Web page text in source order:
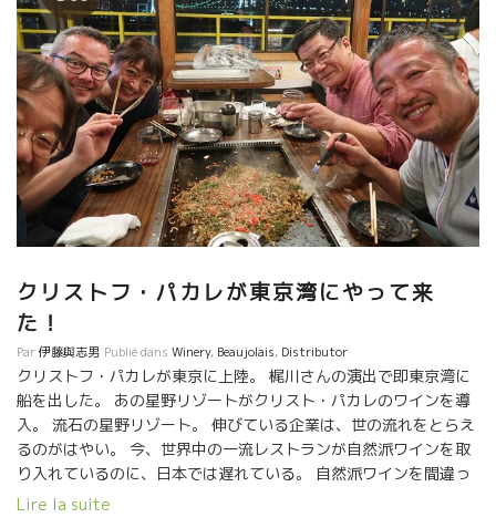
クリストフ・パカレが東京湾にやって来
た！
Par伊藤與志男 Publié dans Winery, Beaujolais, Distributor
クリストフ・パカレが東京に上陸。 梶川さんの演出で即東京湾に
船を出した。 あの星野リゾートがクリスト・パカレのワインを導
入。 流石の星野リゾート。 伸びている企業は、世の流れをとらえ
るのがはやい。 今、世界中の一流レストランが自然派ワインを取
り入れているのに、日本では遅れている。 自然派ワインを間違っ
た角度からとらえている企業が多い。 クリストフ・パカレのワイ
Lire la suite